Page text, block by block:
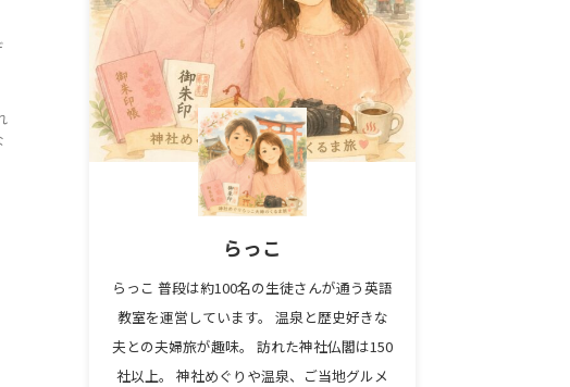
らっこ
らっこ 普段は約100名の生徒さんが通う英語
教室を運営しています。 温泉と歴史好きな
夫との夫婦旅が趣味。 訪れた神社仏閣は150
社以上。 神社めぐりや温泉、ご当地グルメ